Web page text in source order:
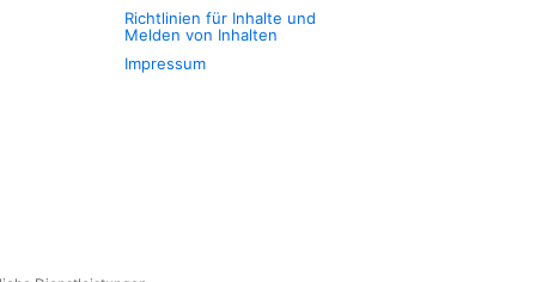
Richtlinien für Inhalte und
Melden von Inhalten
Impressum